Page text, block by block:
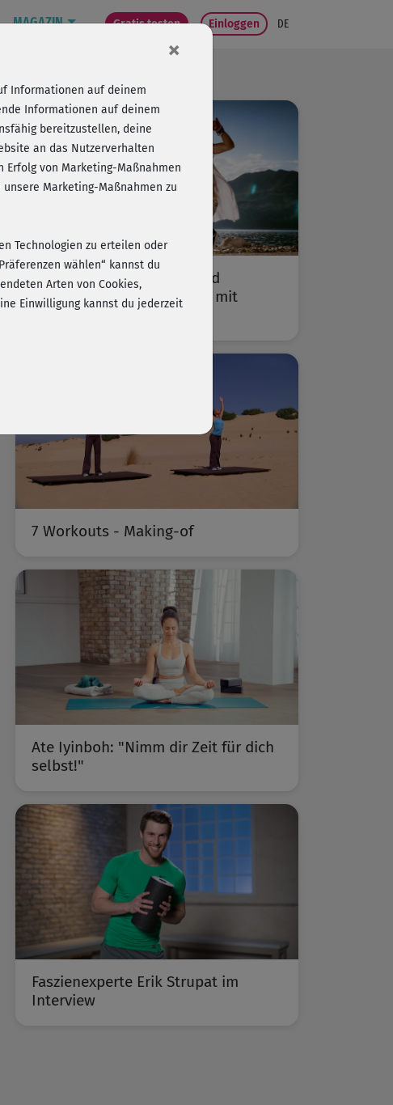
MAGAZIN Gratis testen Einloggen DE
„Bewegen, Spaß haben und
schwitzen!“ – Im Gespräch mit
Michaela Süßbauer
7 Workouts - Making-of
Ate Iyinboh: "Nimm dir Zeit für dich
selbst!"
Faszienexperte Erik Strupat im
Interview
×
Informationen auf deinem
Informationen auf deinem
bereitzustellen, deine
an das Nutzerverhalten
von Marketing-Maßnahmen
Marketing-Maßnahmen zu
Technologien zu erteilen oder
wählen“ kannst du
Arten von Cookies,
Einwilligung kannst du jederzeit